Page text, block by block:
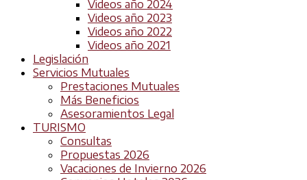
Videos año 2024
Videos año 2023
Videos año 2022
Videos año 2021
Legislación
Servicios Mutuales
Prestaciones Mutuales
Más Beneficios
Asesoramientos Legal
TURISMO
Consultas
Propuestas 2026
Vacaciones de Invierno 2026